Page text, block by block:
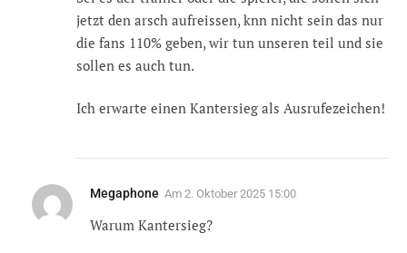
jetzt den arsch aufreissen, knn nicht sein das nur
die fans 110% geben, wir tun unseren teil und sie
sollen es auch tun.
Ich erwarte einen Kantersieg als Ausrufezeichen!
Megaphone Am 2. Oktober 2025 15:00
Warum Kantersieg?